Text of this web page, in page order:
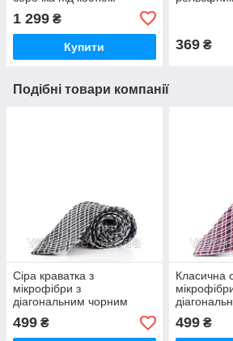
1 299 ₴
Купити 369₴
Подібні товари компанії
Сіра краватка з
мікрофібри з
діагональним чорним
принтом
499 ₴
Класична
499₴